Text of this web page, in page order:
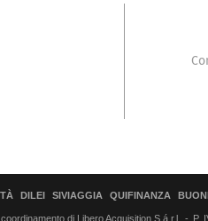
DILEI SIVIAGGIA QUIFINANZA
di Libero Acquisition S.á r.l. P.